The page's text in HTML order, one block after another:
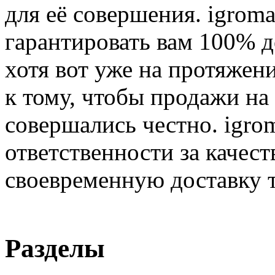
для её совершения.
гарантировать вам 100%
хотя вот уже на
к тому, чтобы продажи
совершались честно.
ответственности за
своевременную доставку
Разделы